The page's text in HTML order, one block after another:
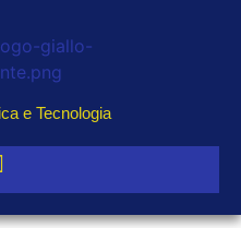
e Tecnologia